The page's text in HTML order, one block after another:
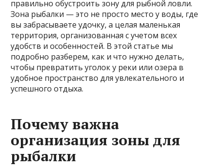
правильно обустроить зону для рыбной ловли.
Зона рыбалки — это не просто место у воды, где
вы забрасываете удочку, а целая маленькая
территория, организованная с учетом всех
удобств и особенностей. В этой статье мы
подробно разберем, как и что нужно делать,
чтобы превратить уголок у реки или озера в
удобное пространство для увлекательного и
успешного отдыха.
Почему важна
организация зоны для
рыбалки